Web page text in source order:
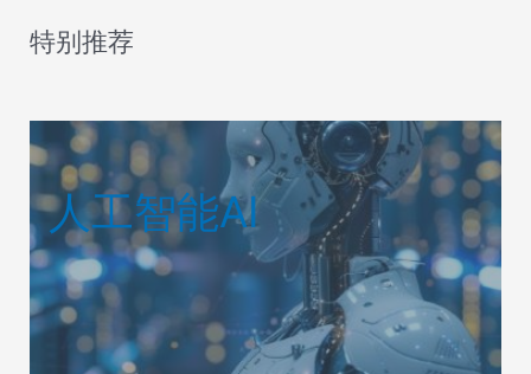
特别推荐
人工智能AI